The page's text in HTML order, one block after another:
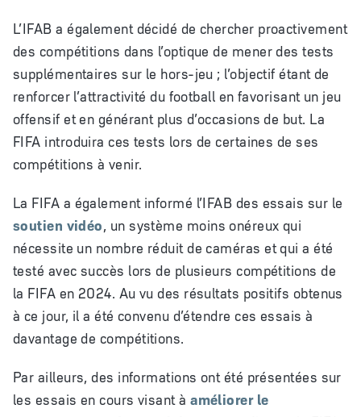
L’IFAB a également décidé de chercher proactivement
des compétitions dans l’optique de mener des tests
supplémentaires sur le hors-jeu ; l’objectif étant de
renforcer l’attractivité du football en favorisant un jeu
offensif et en générant plus d’occasions de but. La
FIFA introduira ces tests lors de certaines de ses
compétitions à venir.
La FIFA a également informé l’IFAB des essais sur le
soutien vidéo, un système moins onéreux qui
nécessite un nombre réduit de caméras et qui a été
testé avec succès lors de plusieurs compétitions de
la FIFA en 2024. Au vu des résultats positifs obtenus
à ce jour, il a été convenu d’étendre ces essais à
davantage de compétitions.
Par ailleurs, des informations ont été présentées sur
les essais en cours visant àaméliorer le